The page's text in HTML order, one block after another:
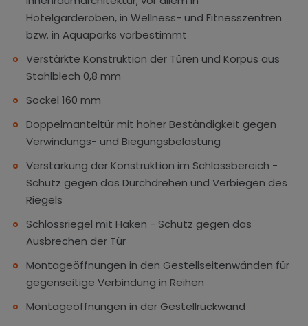
Hotelgarderoben, in Wellness- und Fitnesszentren
bzw. in Aquaparks vorbestimmt
Verstärkte Konstruktion der Türen und Korpus aus
Stahlblech 0,8 mm
Sockel 160 mm
Doppelmanteltür mit hoher Beständigkeit gegen
Verwindungs- und Biegungsbelastung
Verstärkung der Konstruktion im Schlossbereich -
Schutz gegen das Durchdrehen und Verbiegen des
Riegels
Schlossriegel mit Haken - Schutz gegen das
Ausbrechen der Tür
Montageöffnungen in den Gestellseitenwänden für
gegenseitige Verbindung in Reihen
Montageöffnungen in der Gestellrückwand